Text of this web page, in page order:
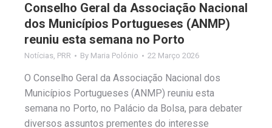
Conselho Geral da Associação Nacional
dos Municípios Portugueses (ANMP)
reuniu esta semana no Porto
Notícias, PRR By Maria Polónio 22 Março 2026
O Conselho Geral da Associação Nacional dos
Municípios Portugueses (ANMP) reuniu esta
semana no Porto, no Palácio da Bolsa, para debater
diversos assuntos prementes do interesse